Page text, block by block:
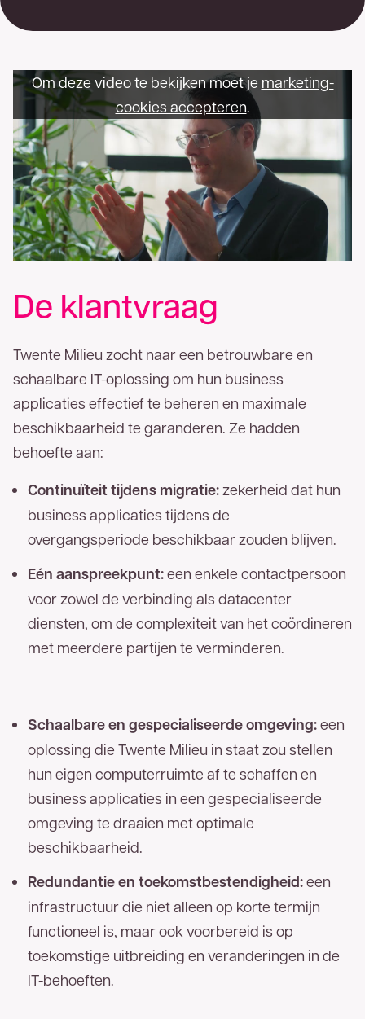
Om deze video te bekijken moet je marketing-
cookies accepteren.
De klantvraag
Twente Milieu zocht naar een betrouwbare en
schaalbare IT-oplossing om hun business
applicaties effectief te beheren en maximale
beschikbaarheid te garanderen. Ze hadden
behoefte aan:
Continuïteit tijdens migratie: zekerheid dat hun
business applicaties tijdens de
overgangsperiode beschikbaar zouden blijven.
Eén aanspreekpunt:een enkele contactpersoon
voor zowel de verbinding als datacenter
diensten, om de complexiteit van het coördineren
met meerdere partijen te verminderen.
Schaalbare en gespecialiseerde omgeving:een
oplossing die Twente Milieu in staat zou stellen
hun eigen computerruimte af te schaffen en
business applicaties in een gespecialiseerde
omgeving te draaien met optimale
beschikbaarheid.
Redundantie en toekomstbestendigheid:een
infrastructuur die niet alleen op korte termijn
functioneel is, maar ook voorbereid is op
toekomstige uitbreiding en veranderingen in de
IT-behoeften.
Goednieuws!
U bent een stap dichter bij hetmeest
betrouwbare glasvezelnetwerk van
Nederland.Op uw locatie(s) is zakelijk glasvezel
van TReNT beschikbaar. Vul hieronder uw
contact met u op. U kunt ons ook direct bereiken
via053 - 711 41 00
Voor- en achternaam